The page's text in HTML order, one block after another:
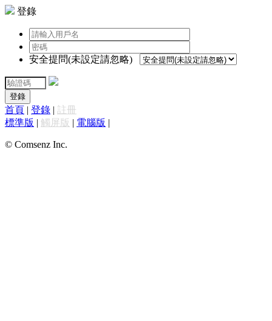
登錄
安全提問(未設定請忽略)
登錄
首頁 | 登錄 | 註冊
標準版 | 觸屏版 | 電腦版 |
© Comsenz Inc.